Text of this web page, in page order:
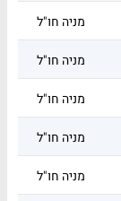
מניה חו"ל
מניה חו"ל
מניה חו"ל
מניה חו"ל
מניה חו"ל